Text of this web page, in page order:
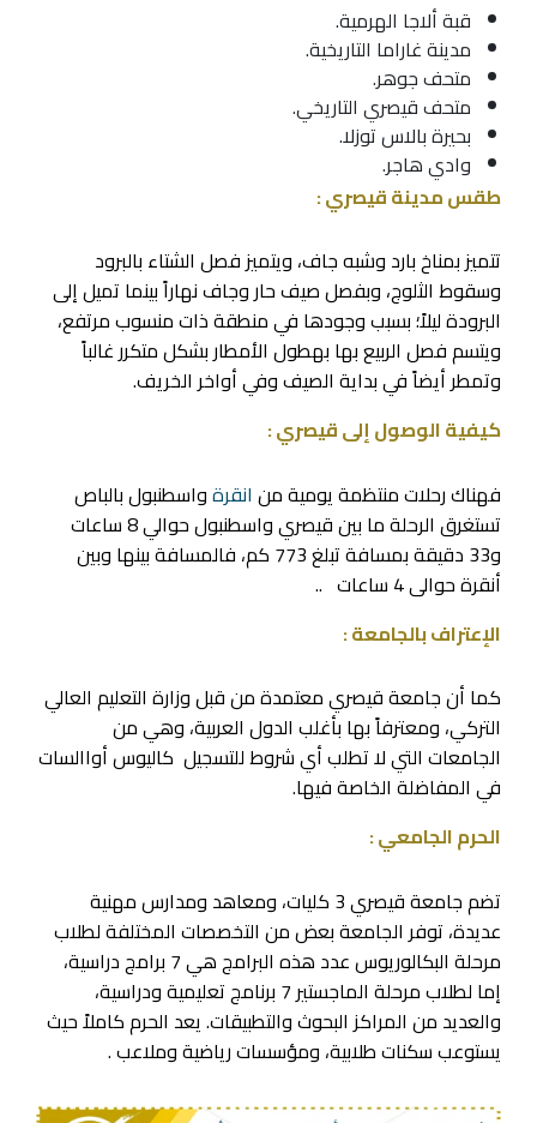
قبة ألاجا الهرمية.
مدينة غاراما التاريخية.
متحف جوهر.
متحف قيصري التاريخي.
بحيرة بالاس توزلا.
وادي هاجر.
طقس مدينة قيصري :
تتميز بمناخ بارد وشبه جاف، ويتميز فصل الشتاء بالبرود
وسقوط الثلوج، وبفصل صيف حار وجاف نهاراً بينما تميل إلى
البرودة ليلاً؛ بسبب وجودها في منطقة ذات منسوب مرتفع،
ويتسم فصل الربيع بها بهطول الأمطار بشكل متكرر غالباً
وتمطر أيضاً في بداية الصيف وفي أواخر الخريف.
كيفية الوصول إلى قيصري :
فهناك رحلات منتظمة يومية من انقرةواسطنبول بالباص
تستغرق الرحلة ما بين قيصري واسطنبول حوالي 8 ساعات
و33 دقيقة بمسافة تبلغ 773 كم، فالمسافة بينها وبين
أنقرة حوالى 4 ساعات ..
الإعتراف بالجامعة :
كما أن جامعة قيصري معتمدة من قبل وزارة التعليم العالي
التركي، ومعترفاً بها بأغلب الدول العربية، وهي من
الجامعات التي لا تطلب أي شروط للتسجيل كاليوس أواالسات
في المفاضلة الخاصة فيها.
الحرم الجامعي :
تضم جامعة قيصري 3 كليات، ومعاهد ومدارس مهنية
عديدة، توفر الجامعة بعض من التخصصات المختلفة لطلاب
مرحلة البكالوريوس عدد هذه البرامج هي 7 برامج دراسية،
إما لطلاب مرحلة الماجستير 7 برنامج تعليمية ودراسية،
والعديد من المراكز البحوث والتطبيقات. يعد الحرم كاملاً حيث
يستوعب سكنات طلابية، ومؤسسات رياضية وملاعب .